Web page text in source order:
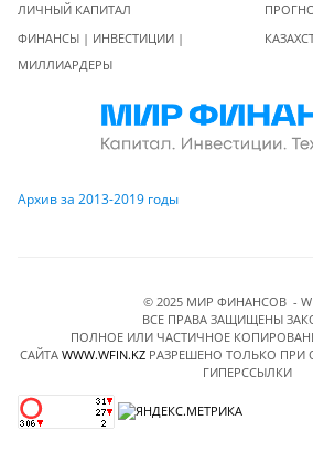
ЛИЧНЫЙ КАПИТАЛ
ФИНАНСЫ | ИНВЕСТИЦИИ |
МИЛЛИАРДЕРЫ
Архив за 2013-2019 годы
© 2025 МИР ФИНАНСОВ -
ВСЕ ПРАВА ЗАЩИЩЕНЫ
ПОЛНОЕ ИЛИ ЧАСТИЧНОЕ
САЙТА WWW.WFIN.KZРАЗРЕШЕНО ТОЛЬКО ПРИ
ГИПЕРССЫЛКИ